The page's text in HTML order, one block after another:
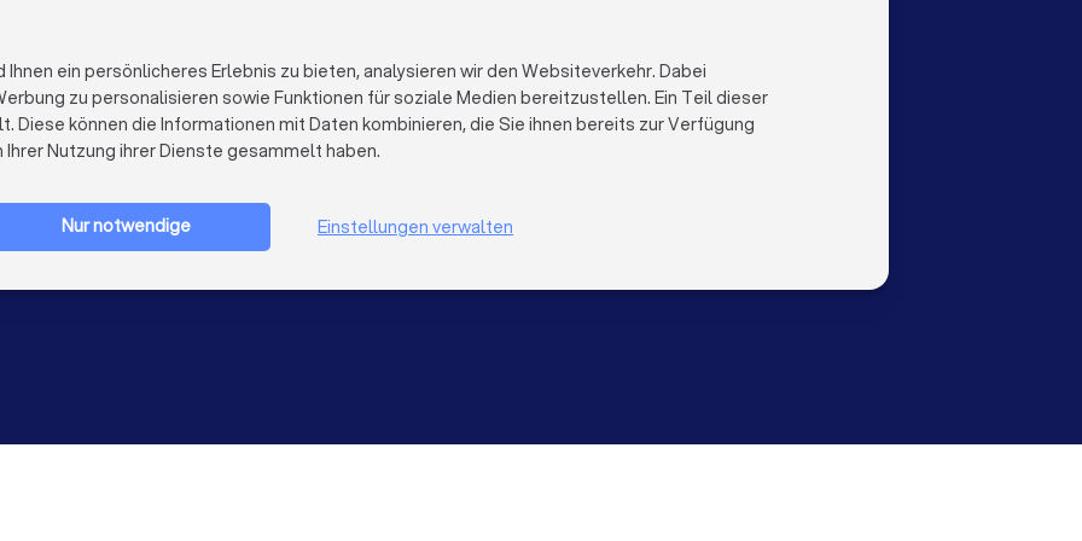
Firmenprofil löschen
Trustlocal Top Pro
Erfahrungen
Impulse
Über Trustlocal
Arbeiten bei Trustlocal
Kontakt
Datenschutz
Sitemap
ein persönlicheres Erlebnis zu bieten, analysieren wir den Websiteverkehr. Dabei
zu personalisieren sowie Funktionen für soziale Medien bereitzustellen. Ein Teil dieser
Diese können die Informationen mit Daten kombinieren, die Sie ihnen bereits zur Verfügung
Nutzung ihrer Dienste gesammelt haben.
Nur notwendige Einstellungen verwalten